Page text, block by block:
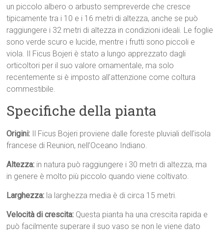
un piccolo albero o arbusto sempreverde che cresce
tipicamente tra i 10 e i 16 metri di altezza, anche se può
raggiungere i 32 metri di altezza in condizioni ideali. Le foglie
sono verde scuro e lucide, mentre i frutti sono piccoli e
viola. Il Ficus Bojeri è stato a lungo apprezzato dagli
orticoltori per il suo valore ornamentale, ma solo
recentemente si è imposto all’attenzione come coltura
commestibile.
Specifiche della pianta
Origini: Il Ficus Bojeri proviene dalle foreste pluviali dell’isola
francese di Reunion, nell’Oceano Indiano.
Altezza: in natura può raggiungere i 30 metri di altezza, ma
in genere è molto più piccolo quando viene coltivato.
Larghezza: la larghezza media è di circa 15 metri.
Velocità di crescita: Questa pianta ha una crescita rapida e
può facilmente superare il suo vaso se non le viene dato